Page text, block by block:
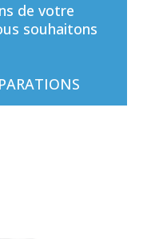
de votre
souhaitons